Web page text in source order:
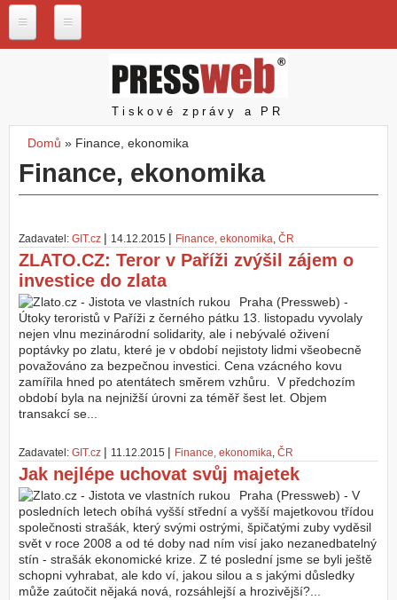
P
e
b
.
c
N
a
š
e
s
l
u
ž
b
y
l
o
ž
i
t
ú
č
e
t
Pressweb
Tiskové zprávy a PR
Jste zde
Domů » Finance, ekonomika
Finance, ekonomika
Zadavatel: GIT.cz | 14.12.2015 | Finance, ekonomika, ČR
ZLATO.CZ: Teror v Paříži zvýšil zájem o
investice do zlata
Praha (Pressweb) -
Útoky teroristů v Paříži z černého pátku 13. listopadu vyvolaly
nejen vlnu mezinárodní solidarity, ale i nebývalé oživení
poptávky po zlatu, které je v období nejistoty lidmi všeobecně
považováno za bezpečnou investici. Cena vzácného kovu
zamířila hned po atentátech směrem vzhůru. V předchozím
období byla na nejnižší úrovni za téměř šest let. Objem
transakcí se...
Zadavatel: GIT.cz | 11.12.2015 | Finance, ekonomika, ČR
Jak nejlépe uchovat svůj majetek
Praha (Pressweb) - V
posledních letech obíhá vyšší střední a vyšší majetkovou třídou
společnosti strašák, který svými ostrými, špičatými zuby vyděsil
svět v roce 2008 a od té doby nad ním visí jako nezanedbatelný
stín - strašák ekonomické krize. Z té poslední jsme se byli ještě
schopni vyhrabat, ale kdo ví, jakou silou a s jakými důsledky
může zaútočit nějaká nová, rozsáhlejší a hrozivější?...